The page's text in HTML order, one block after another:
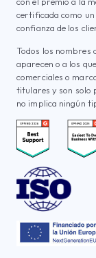
certificada como
confianza de los
Todos los nombres
aparecen o a los
comerciales o
titulares y son solo
no implica ningún